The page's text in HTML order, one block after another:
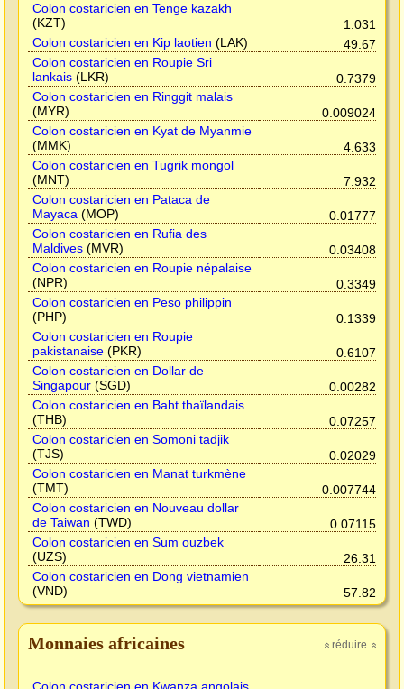
Colon costaricien en Tenge kazakh
(KZT)
1.031
Colon costaricien en Kip laotien (LAK)
49.67
Colon costaricien en Roupie Sri
lankais (LKR)
0.7379
Colon costaricien en Ringgit malais
(MYR)
0.009024
Colon costaricien en Kyat de Myanmie
(MMK)
4.633
Colon costaricien en Tugrik mongol
(MNT)
7.932
Colon costaricien en Pataca de
Mayaca (MOP)
0.01777
Colon costaricien en Rufia des
Maldives (MVR)
0.03408
Colon costaricien en Roupie népalaise
(NPR)
0.3349
Colon costaricien en Peso philippin
(PHP)
0.1339
Colon costaricien en Roupie
pakistanaise (PKR)
0.6107
Colon costaricien en Dollar de
Singapour (SGD)
0.00282
Colon costaricien en Baht thaïlandais
(THB)
0.07257
Colon costaricien en Somoni tadjik
(TJS)
0.02029
Colon costaricien en Manat turkmène
(TMT)
0.007744
Colon costaricien en Nouveau dollar
de Taiwan (TWD)
0.07115
Colon costaricien en Sum ouzbek
(UZS)
26.31
Colon costaricien en Dong vietnamien
(VND)
57.82
» réduire »
Monnaies africaines